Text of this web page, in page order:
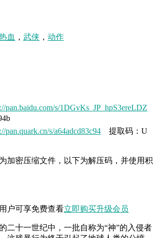
血 ， 武侠 ， 动作
pan.baidu.com/s/1DGvKs_JP_hpS3ereLDZ
pan.quark.cn/s/a64adcd83c94 提取码：U
加密压缩文件，以下为解压码，并使用积
户可享免费查看立即购买升级会员
的二十一世纪中，一批自称为“神”的入侵者